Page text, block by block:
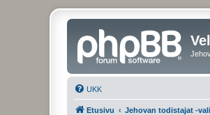
UKK
Etusivu Jehovan todistajat -